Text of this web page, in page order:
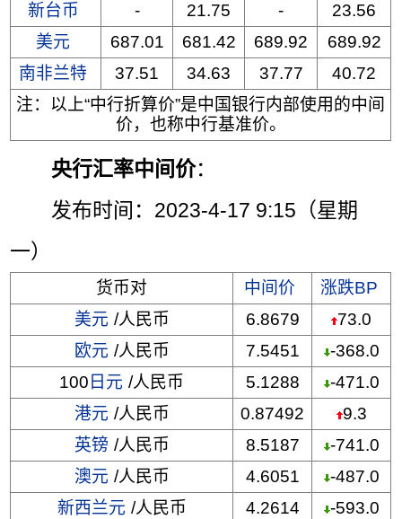
新台币 - 21.75 -
23.56
美元
687.01 681.42 689.92
689.92
南非兰特
37.51 34.63 37.77
40.72
注：以上“中行折算价”是中国银行内部使用的中间
价，也称中行基准价。
央行汇率中间价：
发布时间：2023-4-17 9:15（星期
一）
货币对 中间价
涨跌BP
美元 /人民币 6.8679
73.0
欧元 /人民币 7.5451
-368.0
100 日元 /人民币 5.1288
-471.0
港元 /人民币 0.87492
9.3
英镑 /人民币 8.5187
-741.0
澳元 /人民币 4.6051
-487.0
新西兰元 /人民币 4.2614
-593.0